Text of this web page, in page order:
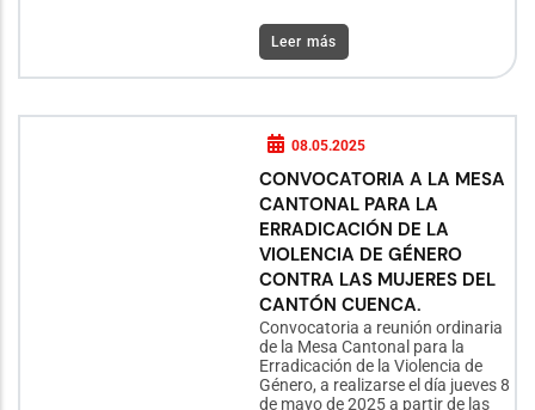
Leer más
08.05.2025
CONVOCATORIA A LA MESA
CANTONAL PARA LA
ERRADICACIÓN DE LA
VIOLENCIA DE GÉNERO
CONTRA LAS MUJERES DEL
CANTÓN CUENCA.
Convocatoria a reunión ordinaria
de la Mesa Cantonal para la
Erradicación de la Violencia de
Género, a realizarse el día jueves 8
de mayo de 2025 a partir de las